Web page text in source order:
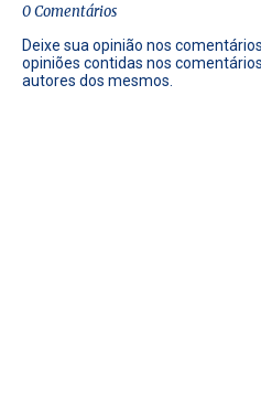
0 Comentários
Deixe sua opinião nos
opiniões contidas nos
autores dos mesmos.